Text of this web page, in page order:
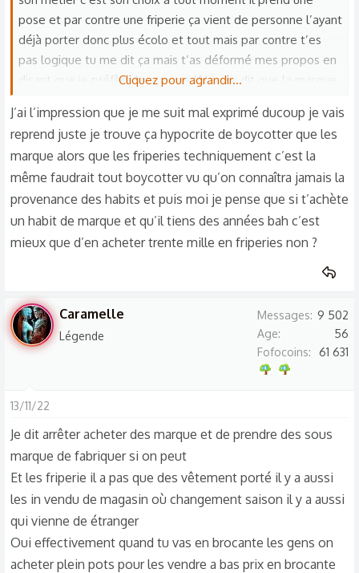
pose et par contre une friperie ça vient de personne l’ayant
déjà porter donc plus écolo et tout mais par contre t’es
pas logique tu me dit ça mais t’as déformé mes propos en
disant que je préfère la marque JAI juste dit que la marque
préfèrerais la marque au sans marque maintenant je te
pose une question faudrait boycotter touuuut les truc qui
vendent des habits alors on connaîtra jamais la véritable
provenance des habit donc arrêtez de s’habiller en
magasin et créer tes habits toi même tu trouve pas sa
hypocrite ? de boycotter seulement les marque alors que
les friperies elle même doivent prendre ça de personne
Cliquez pour agrandir...
J’ai l’impression que je me suit mal exprimé ducoup je vais
reprend juste je trouve ça hypocrite de boycotter que les
marque alors que les friperies techniquement c’est la
même faudrait tout boycotter vu qu’on connaîtra jamais la
provenance des habits et puis moi je pense que si t’achète
un habit de marque et qu’il tiens des années bah c’est
mieux que d’en acheter trente mille en friperies non ?
Caramelle
Légende
Messages 9 502
Age
56
Fofocoins
61 631
13/11/22
Je dit arrêter acheter des marque et de prendre des sous
marque de fabriquer si on peut
Et les friperie il a pas que des vêtement porté il y a aussi
les in vendu de magasin où changement saison il y a aussi
qui vienne de étranger
Oui effectivement quand tu vas en brocante les gens on
acheter plein pots pour les vendre a bas prix en brocante